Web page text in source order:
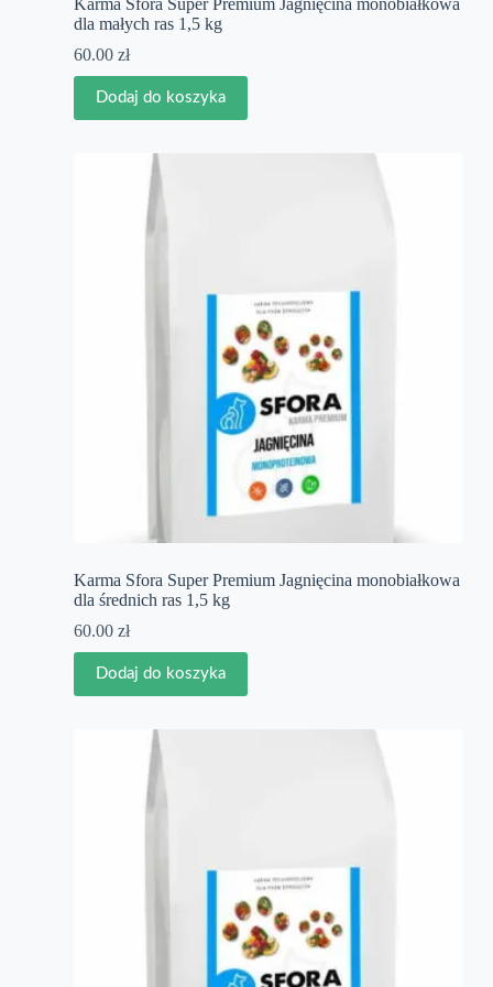
dla małych ras 1,5 kg
60.00 zł
Dodaj do koszyka
Karma Sfora Super Premium Jagnięcina monobiałkowa
dla średnich ras 1,5 kg
60.00 zł
Dodaj do koszyka